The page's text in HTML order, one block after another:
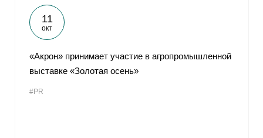
11
окт
«Акрон» принимает участие в агропромышленной
выставке «Золотая осень»
#PR